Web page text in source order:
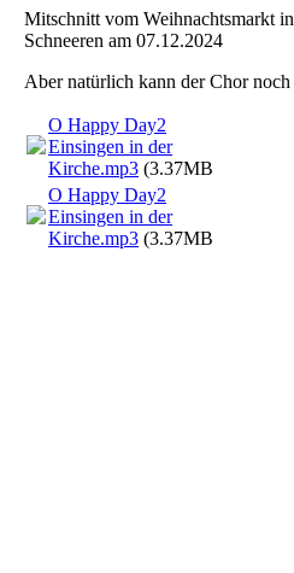
Mitschnitt vom Weihnachtsmarkt in
Schneeren am 07.12.2024
Aber natürlich kann der Chor
O Happy Day2
Einsingen in der
Kirche.mp3 (3.37MB)
O Happy Day2
Einsingen in der
Kirche.mp3 (3.37MB)